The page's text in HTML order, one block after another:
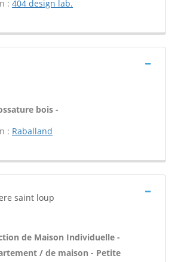
: 404 design lab.
bois -
: Raballand
saint loup
de Maison Individuelle -
/ de maison - Petite